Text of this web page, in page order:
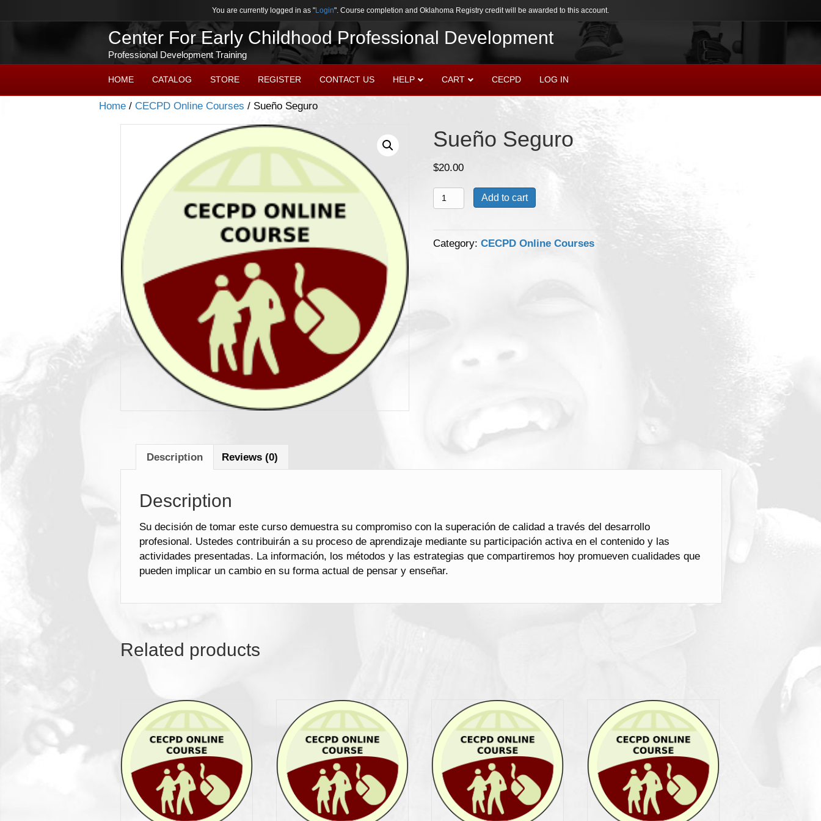
You are currently logged in as "Login". Course completion and Oklahoma Registry credit will be awarded to this account.
Center For Early Childhood Professional Development
Professional Development Training
HOME CATALOG STORE REGISTER CONTACT US HELP CART CECPD LOG IN
Home / CECPD Online Courses / Sueño Seguro
Sueño Seguro
$20.00
Sueño
Seguro
Add to cart
Category:CECPD Online Courses
Description Reviews (0)
Description
Su decisión de tomar este curso demuestra su compromiso con la superación de calidad a través del desarrollo
profesional. Ustedes contribuirán a su proceso de aprendizaje mediante su participación activa en el contenido y las
actividades presentadas. La información, los métodos y las estrategias que compartiremos hoy promueven cualidades que
pueden implicar un cambio en su forma actual de pensar y enseñar.
Related products